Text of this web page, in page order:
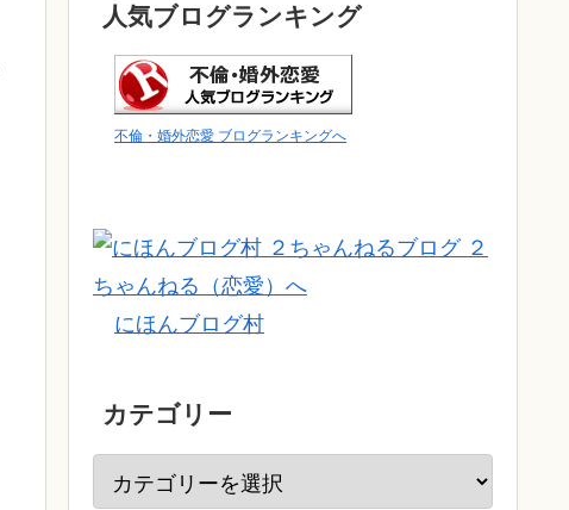
人気ブログランキング
不倫・婚外恋愛 ブログランキングへ
にほんブログ村
カテゴリー